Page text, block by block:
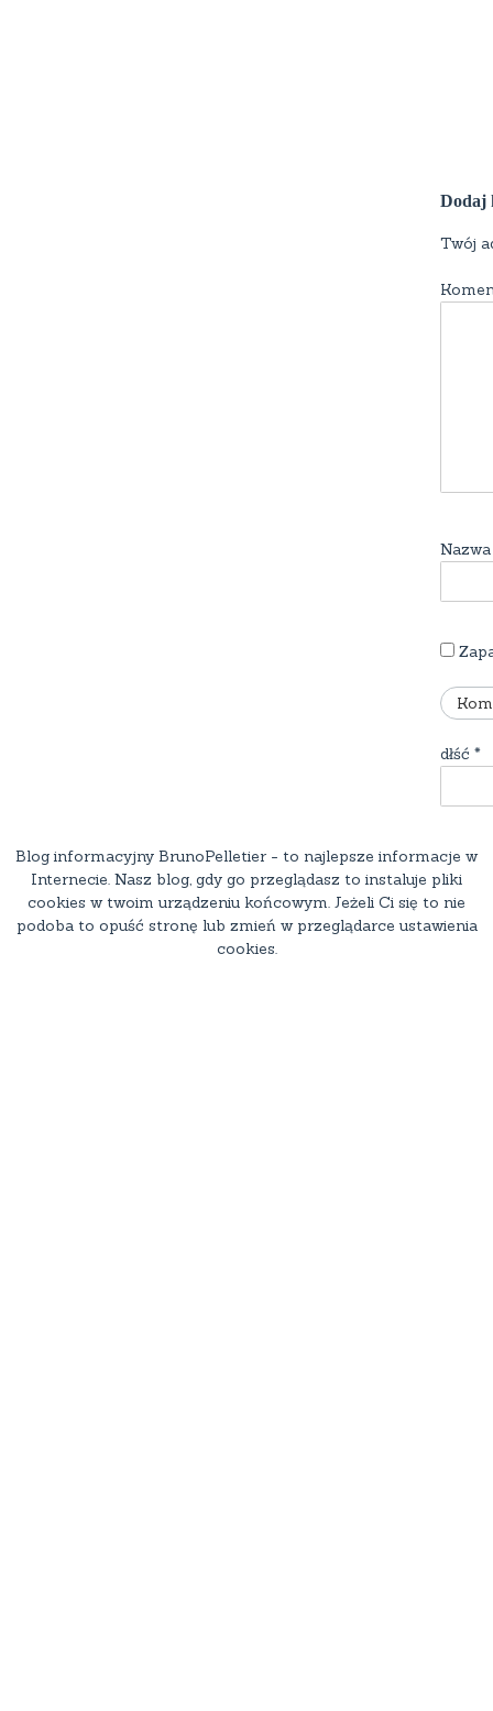
Dodaj
Twój
dłść *
Blog informacyjny BrunoPelletier - to najlepsze informacje w
Internecie. Nasz blog, gdy go przeglądasz to instaluje pliki
cookies w twoim urządzeniu końcowym. Jeżeli Ci się to nie
podoba to opuść stronę lub zmień w przeglądarce ustawienia
cookies.